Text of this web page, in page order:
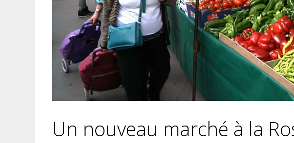
Un nouveau marché à la